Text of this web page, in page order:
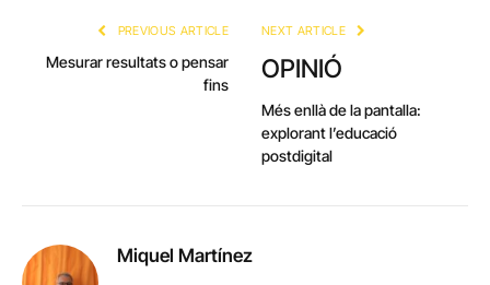
PREVIOUS ARTICLE
Mesurar resultats o pensar
fins
NEXT ARTICLE
OPINIÓ
Més enllà de la pantalla:
explorant l’educació
postdigital
Miquel Martínez